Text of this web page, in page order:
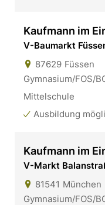
Kaufmann im
V-Baumarkt
87629 Füssen
Gymnasium/FOS/
Mittelschule
Ausbildung
Kaufmann im
V-Markt
81541 München
Gymnasium/FOS/